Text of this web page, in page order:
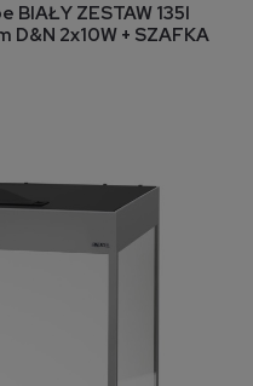
koszyka
BIAŁY ZESTAW 135l
D&N 2x10W + SZAFKA